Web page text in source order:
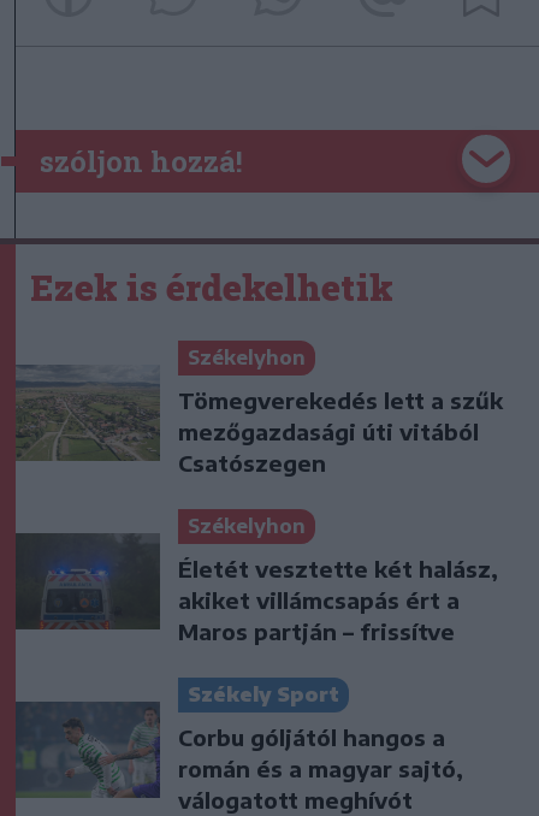
szóljon hozzá!
Ezek is érdekelhetik
Székelyhon
Tömegverekedés lett a szűk
mezőgazdasági úti vitából
Csatószegen
Székelyhon
Életét vesztette két halász,
akiket villámcsapás ért a
Maros partján – frissítve
Székely Sport
Corbu góljától hangos a
román és a magyar sajtó,
válogatott meghívót